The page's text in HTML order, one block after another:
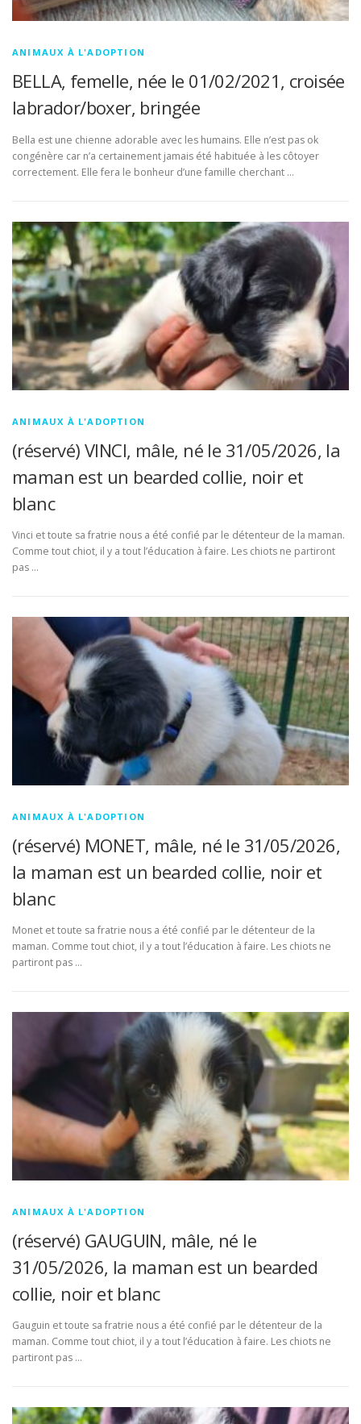
ANIMAUX À L'ADOPTION
BELLA, femelle, née le 01/02/2021, croisée
labrador/boxer, bringée
Bella est une chienne adorable avec les humains. Elle n’est pas ok
congénère car n’a certainement jamais été habituée à les côtoyer
correctement. Elle fera le bonheur d’une famille cherchant …
ANIMAUX À L'ADOPTION
(réservé) VINCI, mâle, né le 31/05/2026, la
maman est un bearded collie, noir et
blanc
Vinci et toute sa fratrie nous a été confié par le détenteur de la maman.
Comme tout chiot, il y a tout l’éducation à faire. Les chiots ne partiront
pas …
ANIMAUX À L'ADOPTION
(réservé) MONET, mâle, né le 31/05/2026,
la maman est un bearded collie, noir et
blanc
Monet et toute sa fratrie nous a été confié par le détenteur de la
maman. Comme tout chiot, il y a tout l’éducation à faire. Les chiots ne
partiront pas …
ANIMAUX À L'ADOPTION
(réservé) GAUGUIN, mâle, né le
31/05/2026, la maman est un bearded
collie, noir et blanc
Gauguin et toute sa fratrie nous a été confié par le détenteur de la
maman. Comme tout chiot, il y a tout l’éducation à faire. Les chiots ne
partiront pas …